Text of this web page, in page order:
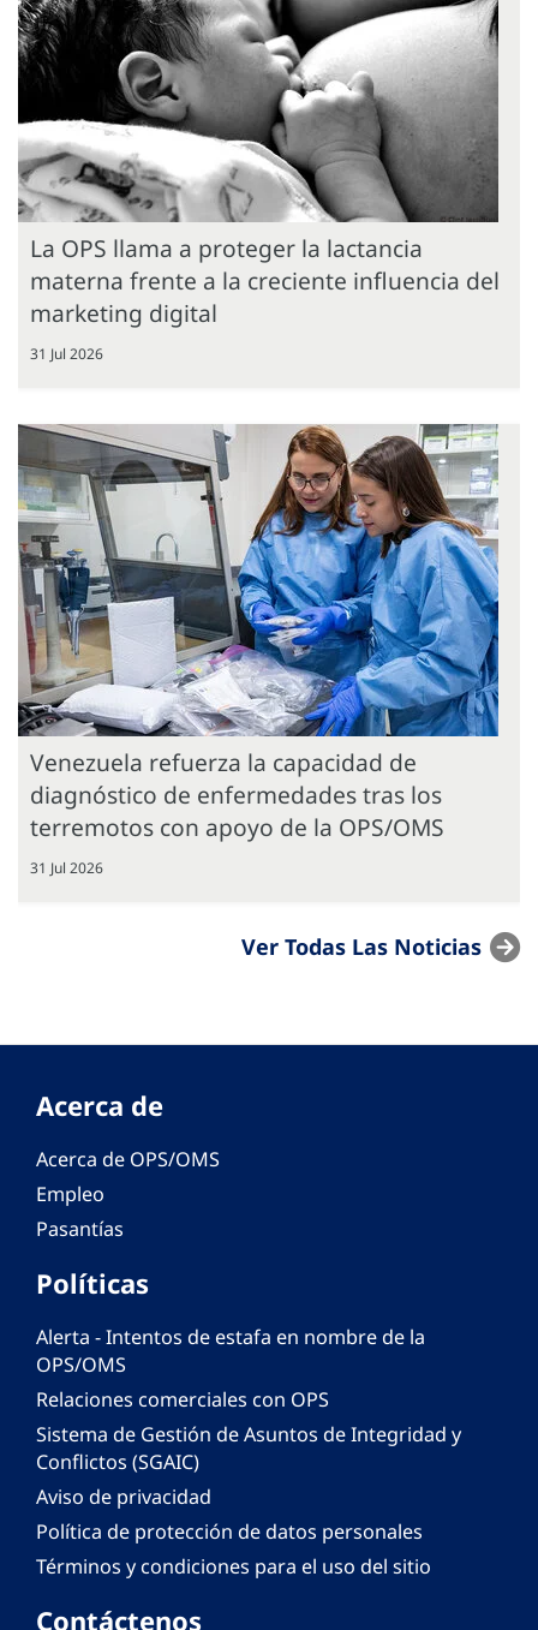
La OPS llama a proteger la lactancia
materna frente a la creciente influencia del
marketing digital
31 Jul 2026
Venezuela refuerza la capacidad de
diagnóstico de enfermedades tras los
terremotos con apoyo de la OPS/OMS
31 Jul 2026
Ver Todas Las Noticias
Acerca de
Acerca de OPS/OMS
Empleo
Pasantías
Políticas
Alerta - Intentos de estafa en nombre de la
OPS/OMS
Relaciones comerciales con OPS
Sistema de Gestión de Asuntos de Integridad y
Conflictos (SGAIC)
Aviso de privacidad
Política de protección de datos personales
Términos y condiciones para el uso del sitio
Contáctenos